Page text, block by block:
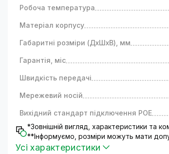
Робоча температура
Матеріал корпусу
Габаритні розміри (ДхШхВ), мм
Гарантія, міс
Швидкість передачі
Мережевий носій
Вихідний стандарт підключення РОЕ
*Зовнішній вигляд, характеристики та
**Інформуємо, розміри можуть мати
Усі характеристики